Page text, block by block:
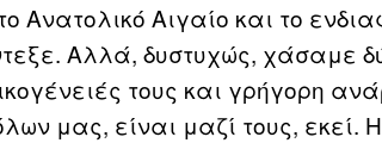
Ανατολικό Αιγαίο και το
Αλλά, δυστυχώς, χάσαμε
τους και γρήγορη
μας, είναι μαζί τους, εκεί.